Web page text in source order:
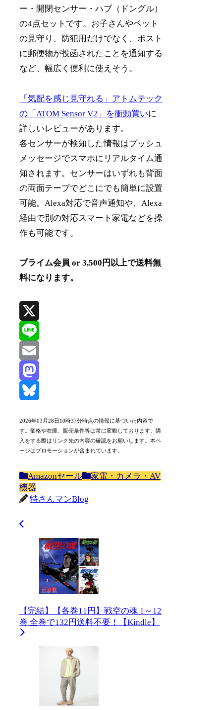
ー・開閉センサー・ハブ（ドングル）
の4点セットです。お子さんやペット
の見守り、防犯用だけでなく、ポスト
に郵便物が投函されたことを通知する
など、幅広く便利に使えそう。
「気配を感じ見守れる」アトムテック
の「ATOM Sensor V2」を衝動買いに
詳しいレビューがあります。
各センサーが検知した情報はプッシュ
メッセージでスマホにリアルタイム通
知されます。センサーはいずれも背面
の両面テープでどこにでも簡単に設置
可能。Alexa対応で音声通知や、Alexa
経由で別の対応スマート家電などを操
作も可能です。
プライム会員 or 3,500円以上で送料無
料になります。
X
Line
Email
Mastodon
2026年03月28日10時37分時点の情報に基づいた内容で
す。価格や在庫、販売条件等は常に変動しております。購
入をする際はリンク先の内容の確認をお願いします。本ペ
ージはプロモーションが含まれています。
Amazonセール
家電・カメラ・AV
機器
特さんマンBlog
【完結】【各巻11円】戦空の魂 1～12
巻 全巻で132円送料不要！【Kindle】